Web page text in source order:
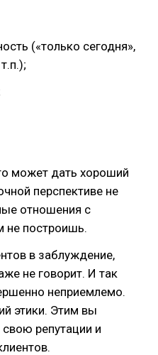
(«только сегодня»,
может дать хороший
перспективе не
отношения с
не построишь.
в заблуждение,
не говорит. И так
неприемлемо.
этики. Этим вы
репутации и